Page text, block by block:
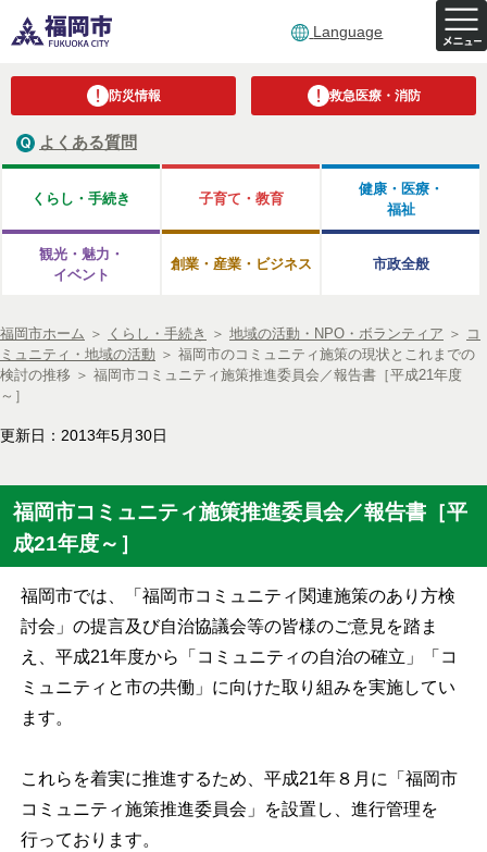
Language
防災情報 救急医療・消防
よくある質問
くらし・手続き 子育て・教育
健康・医療・
福祉
観光・魅力・
イベント
創業・産業・ビジネス 市政全般
福岡市ホーム ＞ くらし・手続き ＞ 地域の活動・NPO・ボランティア ＞ コ
ミュニティ・地域の活動 ＞ 福岡市のコミュニティ施策の現状とこれまでの
検討の推移 ＞ 福岡市コミュニティ施策推進委員会／報告書［平成21年度
～］
更新日：2013年5月30日
福岡市コミュニティ施策推進委員会／報告書［平
成21年度～］
福岡市では、「福岡市コミュニティ関連施策のあり方検
討会」の提言及び自治協議会等の皆様のご意見を踏ま
え、平成21年度から「コミュニティの自治の確立」「コ
ミュニティと市の共働」に向けた取り組みを実施してい
ます。
これらを着実に推進するため、平成21年８月に「福岡市
コミュニティ施策推進委員会」を設置し、進行管理を
行っております。